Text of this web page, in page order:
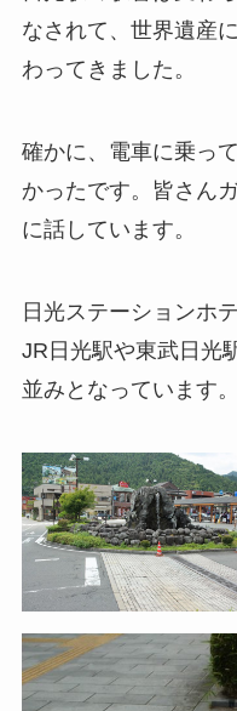
なされて、世界遺産
わってきました。
確かに、電車に乗っ
かったです。皆さん
に話しています。
日光ステーションホ
JR日光駅や東武日光
並みとなっています